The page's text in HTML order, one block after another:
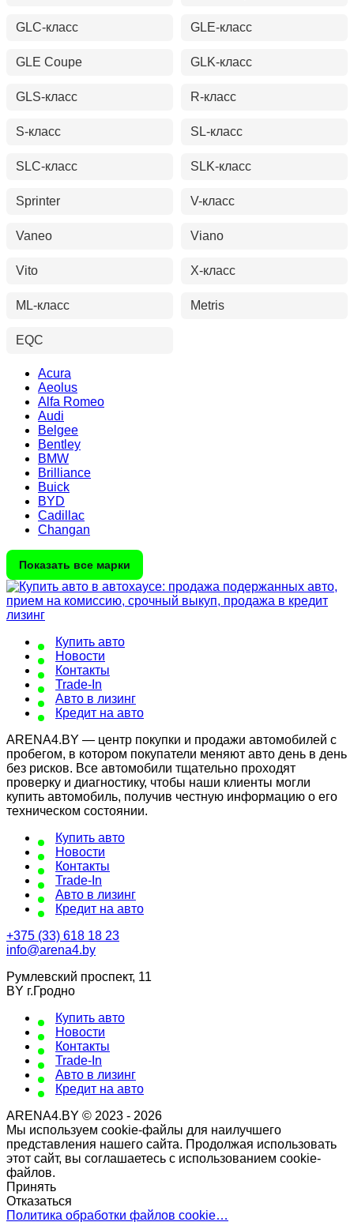
GLC-класс GLE-класс
GLE Coupe GLK-класс
GLS-класс R-класс
S-класс SL-класс
SLC-класс SLK-класс
Sprinter V-класс
Vaneo Viano
Vito X-класс
ML-класс Metris
EQC
Acura
Aeolus
Alfa Romeo
Audi
Belgee
Bentley
BMW
Brilliance
Buick
BYD
Cadillac
Changan
Показать все марки
Купить авто
Новости
Контакты
Trade-In
Авто в лизинг
Кредит на авто
ARENA4.BY — центр покупки и продажи автомобилей с
пробегом, в котором покупатели меняют авто день в день
без рисков. Все автомобили тщательно проходят
проверку и диагностику, чтобы наши клиенты могли
купить автомобиль, получив честную информацию о его
техническом состоянии.
Купить авто
Новости
Контакты
Trade-In
Авто в лизинг
Кредит на авто
+375 (33) 618 18 23
info@arena4.by
Румлевский проспект, 11
BY г.Гродно
Купить авто
Новости
Контакты
Trade-In
Авто в лизинг
Кредит на авто
ARENA4.BY © 2023 - 2026
Мы используем cookie-файлы для наилучшего
представления нашего сайта. Продолжая использовать
этот сайт, вы соглашаетесь с использованием cookie-
файлов.
Принять
Отказаться
Политика обработки файлов cookie…